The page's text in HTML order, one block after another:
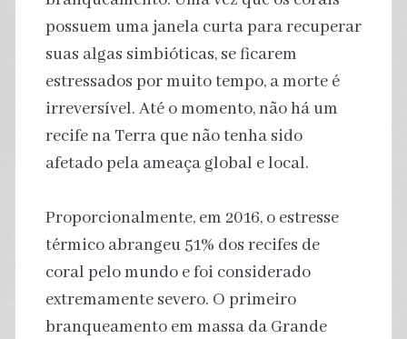
possuem uma janela curta para recuperar
suas algas simbióticas, se ficarem
estressados por muito tempo, a morte é
irreversível. Até o momento, não há um
recife na Terra que não tenha sido
afetado pela ameaça global e local.
Proporcionalmente, em 2016, o estresse
térmico abrangeu 51% dos recifes de
coral pelo mundo e foi considerado
extremamente severo. O primeiro
branqueamento em massa da Grande